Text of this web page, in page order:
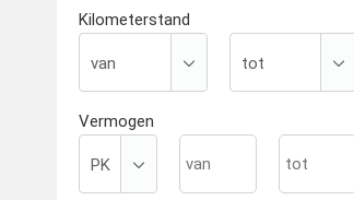
Kilometerstand
Vermogen